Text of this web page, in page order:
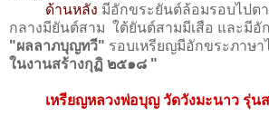
ด้านหลัง มีอักขระยันต์ล้อมรอบไปต
กลางมียันต์สาม ใต้ยันต์สามมีเสือ และมีอั
"ผลลาภบุญทวี" รอบเหรียญมีอักขระภาษา
ในงานสร้างกุฏิ ๒๕๑๘ "
เหรียญหลวงพ่อบุญ วัดวังมะนาว รุ่น